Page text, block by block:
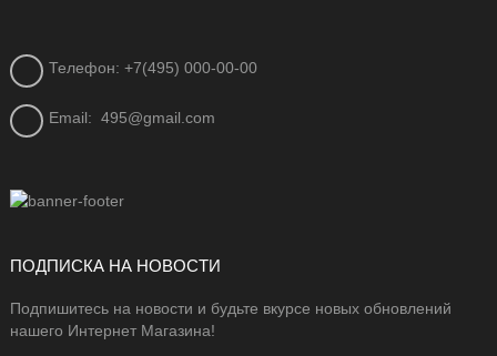
Телефон: +7(495) 000-00-00
Email: 495@gmail.com
ПОДПИСКА НА НОВОСТИ
Подпишитесь на новости и будьте вкурсе новых обновлений
нашего Интернет Магазина!